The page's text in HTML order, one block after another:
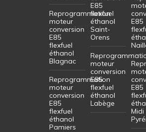
Reprogrammation
moteur
conversion
E85
flexfuel
éthanol
Blagnac
Reprogrammation
moteur
conversion
E85
flexfuel
éthanol
Pamiers
E85
flexfuel
éthanol
Saint-
Orens
moteur
conversion
E85
flexfuel
éthanol
Labège
E85
E85
Midi